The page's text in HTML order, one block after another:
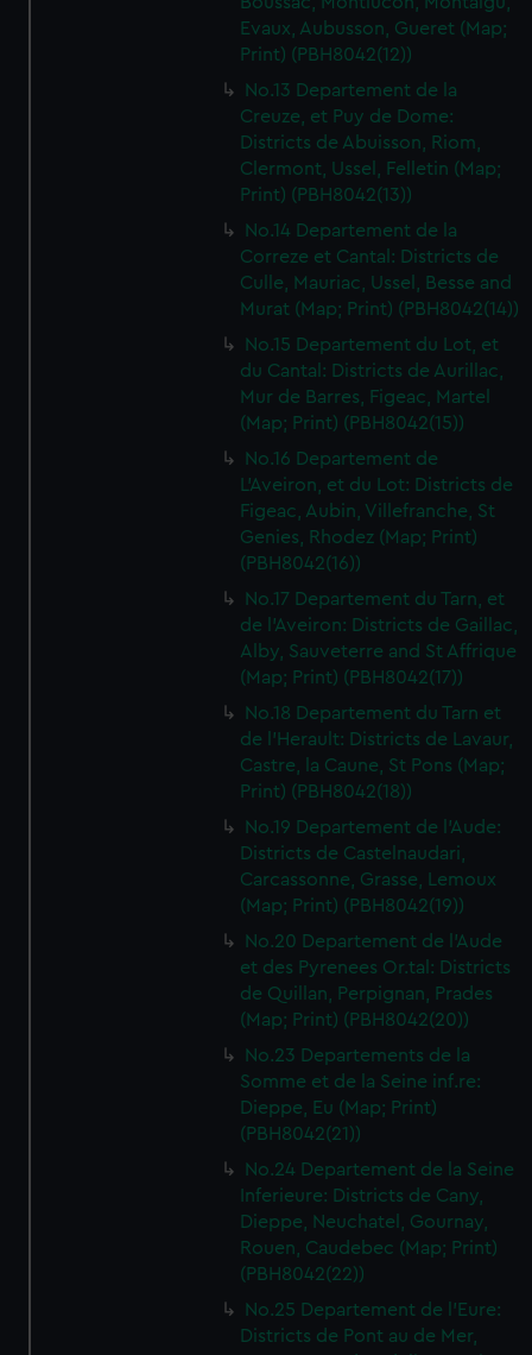
Evaux, Aubusson, Gueret (Map;
Print) (PBH8042(12))
No.13 Departement de la
Creuze, et Puy de Dome:
Districts de Abuisson, Riom,
Clermont, Ussel, Felletin (Map;
Print) (PBH8042(13))
No.14 Departement de la
Correze et Cantal: Districts de
Culle, Mauriac, Ussel, Besse and
Murat (Map; Print) (PBH8042(14))
No.15 Departement du Lot, et
du Cantal: Districts de Aurillac,
Mur de Barres, Figeac, Martel
(Map; Print) (PBH8042(15))
No.16 Departement de
L'Aveiron, et du Lot: Districts de
Figeac, Aubin, Villefranche, St
Genies, Rhodez (Map; Print)
(PBH8042(16))
No.17 Departement du Tarn, et
de l'Aveiron: Districts de Gaillac,
Alby, Sauveterre and St Affrique
(Map; Print) (PBH8042(17))
No.18 Departement du Tarn et
de l'Herault: Districts de Lavaur,
Castre, la Caune, St Pons (Map;
Print) (PBH8042(18))
No.19 Departement de l'Aude:
Districts de Castelnaudari,
Carcassonne, Grasse, Lemoux
(Map; Print) (PBH8042(19))
No.20 Departement de l'Aude
et des Pyrenees Or.tal: Districts
de Quillan, Perpignan, Prades
(Map; Print) (PBH8042(20))
No.23 Departements de la
Somme et de la Seine inf.re:
Dieppe, Eu (Map; Print)
(PBH8042(21))
No.24 Departement de la Seine
Inferieure: Districts de Cany,
Dieppe, Neuchatel, Gournay,
Rouen, Caudebec (Map; Print)
(PBH8042(22))
No.25 Departement de l'Eure:
Districts de Pont au de Mer,